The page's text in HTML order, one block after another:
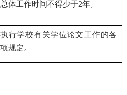
总体工作时间不得少于2年。
执行学校有关学位论文工作的各
项规定。